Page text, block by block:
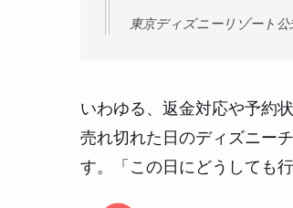
東京ディズニーリゾート公
いわゆる、返金対応や予約
売れ切れた日のディズニー
す。「この日にどうしても